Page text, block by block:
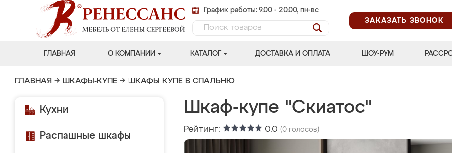
График работы: 9.00 - 20.00, пн-вс
ЗАКАЗАТЬ ЗВОНОК
ГЛАВНАЯ О КОМПАНИИ КАТАЛОГ ДОСТАВКА И ОПЛАТА ШОУ-РУМ
ГЛАВНАЯ → ШКАФЫ-КУПЕ → ШКАФЫ КУПЕ В СПАЛЬНЮ
Кухни
Распашные шкафы
Шкаф-купе "Скиатос"
Рейтинг: 0.0 (0 голосов)